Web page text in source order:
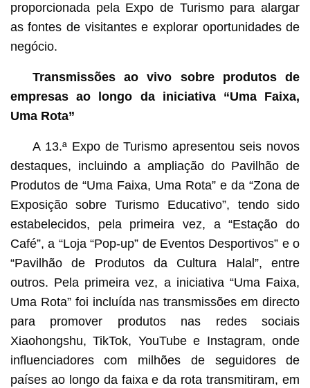
proporcionada pela Expo de Turismo para alargar
as fontes de visitantes e explorar oportunidades de
negócio.
Transmissões ao vivo sobre produtos de
empresas ao longo da iniciativa “Uma Faixa,
Uma Rota”
A 13.ª Expo de Turismo apresentou seis novos
destaques, incluindo a ampliação do Pavilhão de
Produtos de “Uma Faixa, Uma Rota” e da “Zona de
Exposição sobre Turismo Educativo”, tendo sido
estabelecidos, pela primeira vez, a “Estação do
Café”, a “Loja “Pop-up” de Eventos Desportivos” e o
“Pavilhão de Produtos da Cultura Halal”, entre
outros. Pela primeira vez, a iniciativa “Uma Faixa,
Uma Rota” foi incluída nas transmissões em directo
para promover produtos nas redes sociais
Xiaohongshu, TikTok, YouTube e Instagram, onde
influenciadores com milhões de seguidores de
países ao longo da faixa e da rota transmitiram, em